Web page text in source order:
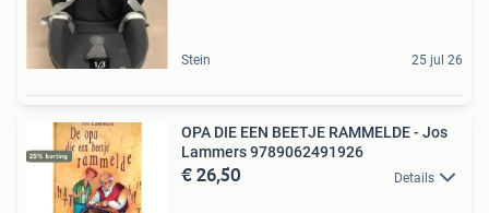
Stein 25 jul 26
OPA DIE EEN BEETJE RAMMELDE - Jos
Lammers 9789062491926
€ 26,50 Details